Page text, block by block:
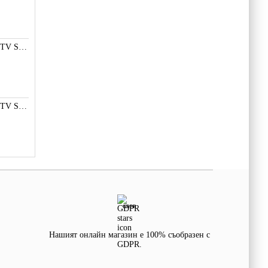
LED ПОДСВЕТКА TV SMD СВЕТОДИОД 2835 2W 3V МАЛКА+
LED ПОДСВЕТКА TV SMD СВЕТОДИОД 2W 3535 6V LG
GDPR
Нашият онлайн магазин е 100% съобразен с
GDPR.